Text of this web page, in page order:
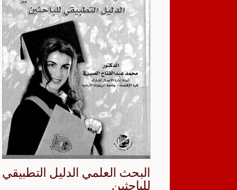
البحث العلمي الدليل التطبيقي
للباحثين